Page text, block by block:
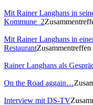
Mit Rainer Langhans in
Kommune_2
Mit Rainer Langhans in
Restaurant
Rainer Langhans als
On the Road aggain…
Interview mit DS-TV